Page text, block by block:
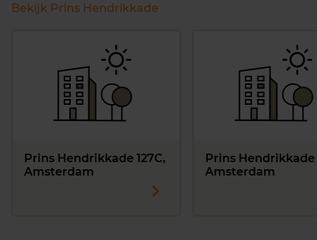
Bekijk Prins Hendrikkade
Prins Hendrikkade 127C,
Amsterdam
Prins Hendrikkade
Amsterdam